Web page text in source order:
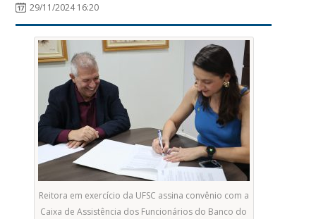
29/11/2024 16:20
Reitora em exercício da UFSC assina convênio com a
Caixa de Assistência dos Funcionários do Banco do